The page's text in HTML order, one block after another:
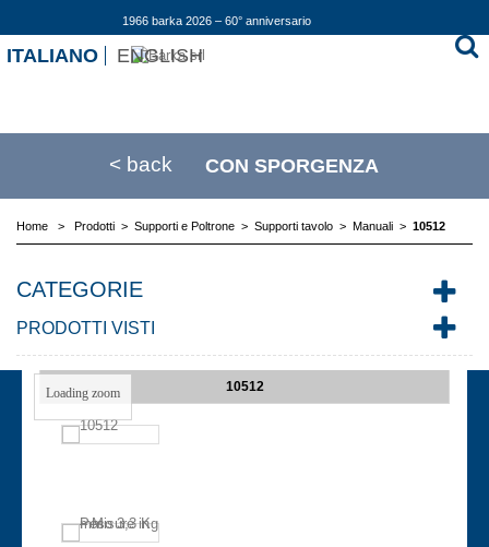
1966 barka 2026 – 60° anniversario
ITALIANO ENGLISH
< back CON SPORGENZA
Home > Prodotti > Supporti e Poltrone > Supporti tavolo > Manuali > 10512
CATEGORIE
PRODOTTI VISTI
10512
Loading zoom